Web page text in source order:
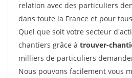
relation avec des particuliers
dans toute la France et pour
Quel que soit votre secteur
chantiers grâce à trouver-
milliers de particuliers
Nous pouvons facilement vous